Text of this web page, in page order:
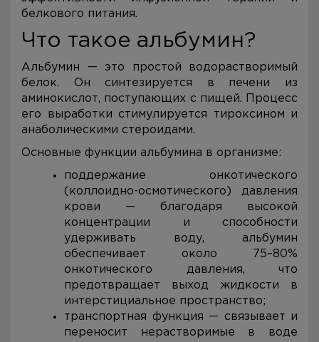
белкового питания.
Что такое альбумин?
Альбумин — это простой водорастворимый
белок. Он синтезируется в печени из
аминокислот, поступающих с пищей. Процесс
его выработки стимулируется тироксином и
анаболическими стероидами.
Основные функции альбумина в организме:
поддержание онкотического
(коллоидно-осмотического) давления
крови — благодаря высокой
концентрации и способности
удерживать воду, альбумин
обеспечивает около 75–80%
онкотического давления, что
предотвращает выход жидкости в
интерстициальное пространство;
транспортная функция — связывает и
переносит нерастворимые в воде